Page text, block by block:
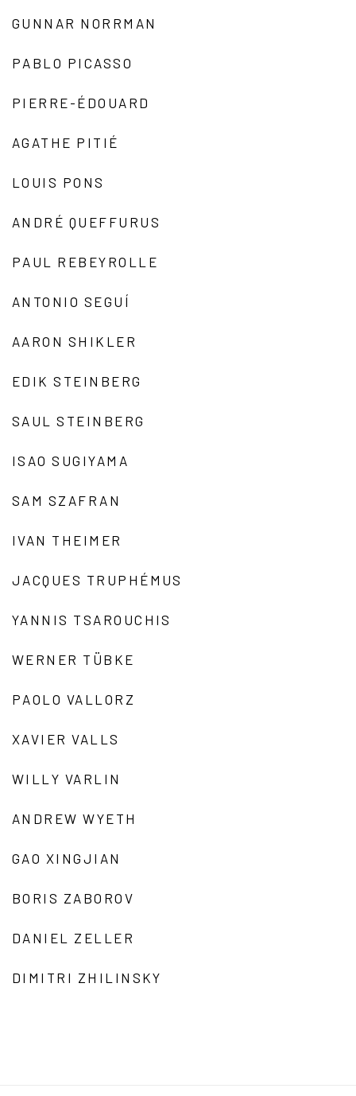
GUNNAR NORRMAN
PABLO PICASSO
PIERRE-ÉDOUARD
AGATHE PITIÉ
LOUIS PONS
ANDRÉ QUEFFURUS
PAUL REBEYROLLE
ANTONIO SEGUÍ
AARON SHIKLER
EDIK STEINBERG
SAUL STEINBERG
ISAO SUGIYAMA
SAM SZAFRAN
IVAN THEIMER
JACQUES TRUPHÉMUS
YANNIS TSAROUCHIS
WERNER TÜBKE
PAOLO VALLORZ
XAVIER VALLS
WILLY VARLIN
ANDREW WYETH
GAO XINGJIAN
BORIS ZABOROV
DANIEL ZELLER
DIMITRI ZHILINSKY